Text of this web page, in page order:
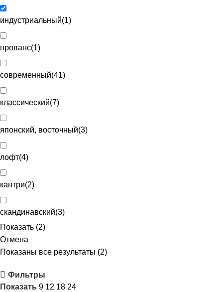
индустриальный(1)
прованс(1)
современный(41)
классический(7)
японский, восточный(3)
лофт(4)
кантри(2)
скандинавский(3)
Показать (2)
Отмена
Показаны все результаты (2)
Фильтры
Показать 9 12 18 24